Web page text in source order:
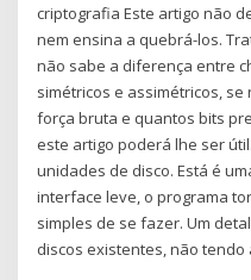
criptografia Este artigo não
nem ensina a quebrá-los.
não sabe a diferença entre
simétricos e assimétricos,
força bruta e quantos bits
este artigo poderá lhe ser
unidades de disco. Está é
interface leve, o programa
simples de se fazer. Um
discos existentes, não tendo